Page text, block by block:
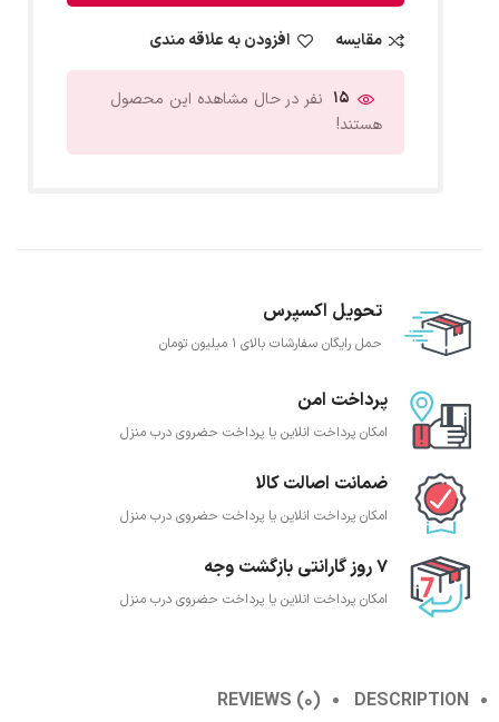
مقایسه افزودن به علاقه مندی
15 نفر در حال مشاهده این محصول
هستند!
تحویل اکسپرس
حمل رایگان سفارشات بالای 1 میلیون تومان
پرداخت امن
امکان پرداخت انلاین یا پرداخت حضروی درب منزل
ضمانت اصالت کالا
امکان پرداخت انلاین یا پرداخت حضروی درب منزل
7 روز گارانتی بازگشت وجه
امکان پرداخت انلاین یا پرداخت حضروی درب منزل
DESCRIPTION
REVIEWS (0)